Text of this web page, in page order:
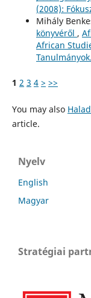
(2008):
Mihály
könyvéről ,
African
1 2 3 4 > >>
You may also
article.
Nyelv
English
Magyar
Stratégiai